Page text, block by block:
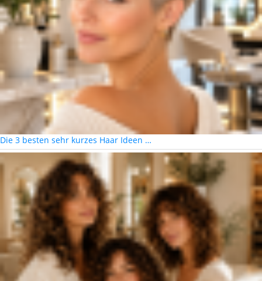
Die 3 besten sehr kurzes Haar Ideen …